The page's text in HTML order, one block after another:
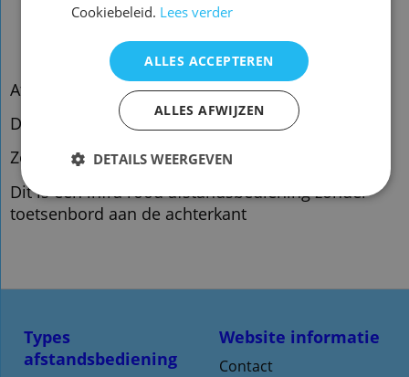
Afstandsbediening Ziggo horizon simpel
Deze is geschikt vor uw Ziggo / Upc Horizon box
Zeer geschikt voor ouderen / slechtzienden
Dit is een infra rood afstandsbediening zonder
toetsenbord aan de achterkant
Website informatie
Contact
Types
afstandsbediening
Cookiebeleid. Lees verder
ALLES ACCEPTEREN
ALLES AFWIJZEN
DETAILS WEERGEVEN